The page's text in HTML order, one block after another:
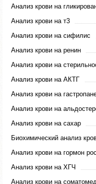
Анализ крови на
Анализ крови на т3
Анализ крови на сифилис
Анализ крови на ренин
Анализ крови на
Анализ крови на АКТГ
Анализ крови на
Анализ крови на
Анализ крови на сахар
Биохимический анализ
Анализ крови на гормон
Анализ крови на ХГЧ
Анализ крови на